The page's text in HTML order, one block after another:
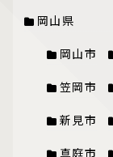
岡山県
岡山市
笠岡市
新見市
真庭市